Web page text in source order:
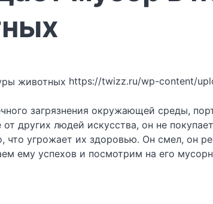
https://twizz.ru/wp-content/
загрязнения окружающей среды,
других людей искусства, он не
что угрожает их здоровью. Он смел, он
ему успехов и посмотрим на его